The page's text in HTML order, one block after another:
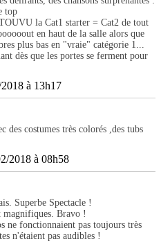
top
la Cat1 starter = Cat2 de tout
en haut de la salle alors que
plus bas en "vraie" catégorie 1...
dès que les portes se ferment pour
à 13h17
des costumes très colorés ,des tubs
2018 à 08h58
Superbe Spectacle !
magnifiques. Bravo !
ne fonctionnaient pas toujours très
n'étaient pas audibles !